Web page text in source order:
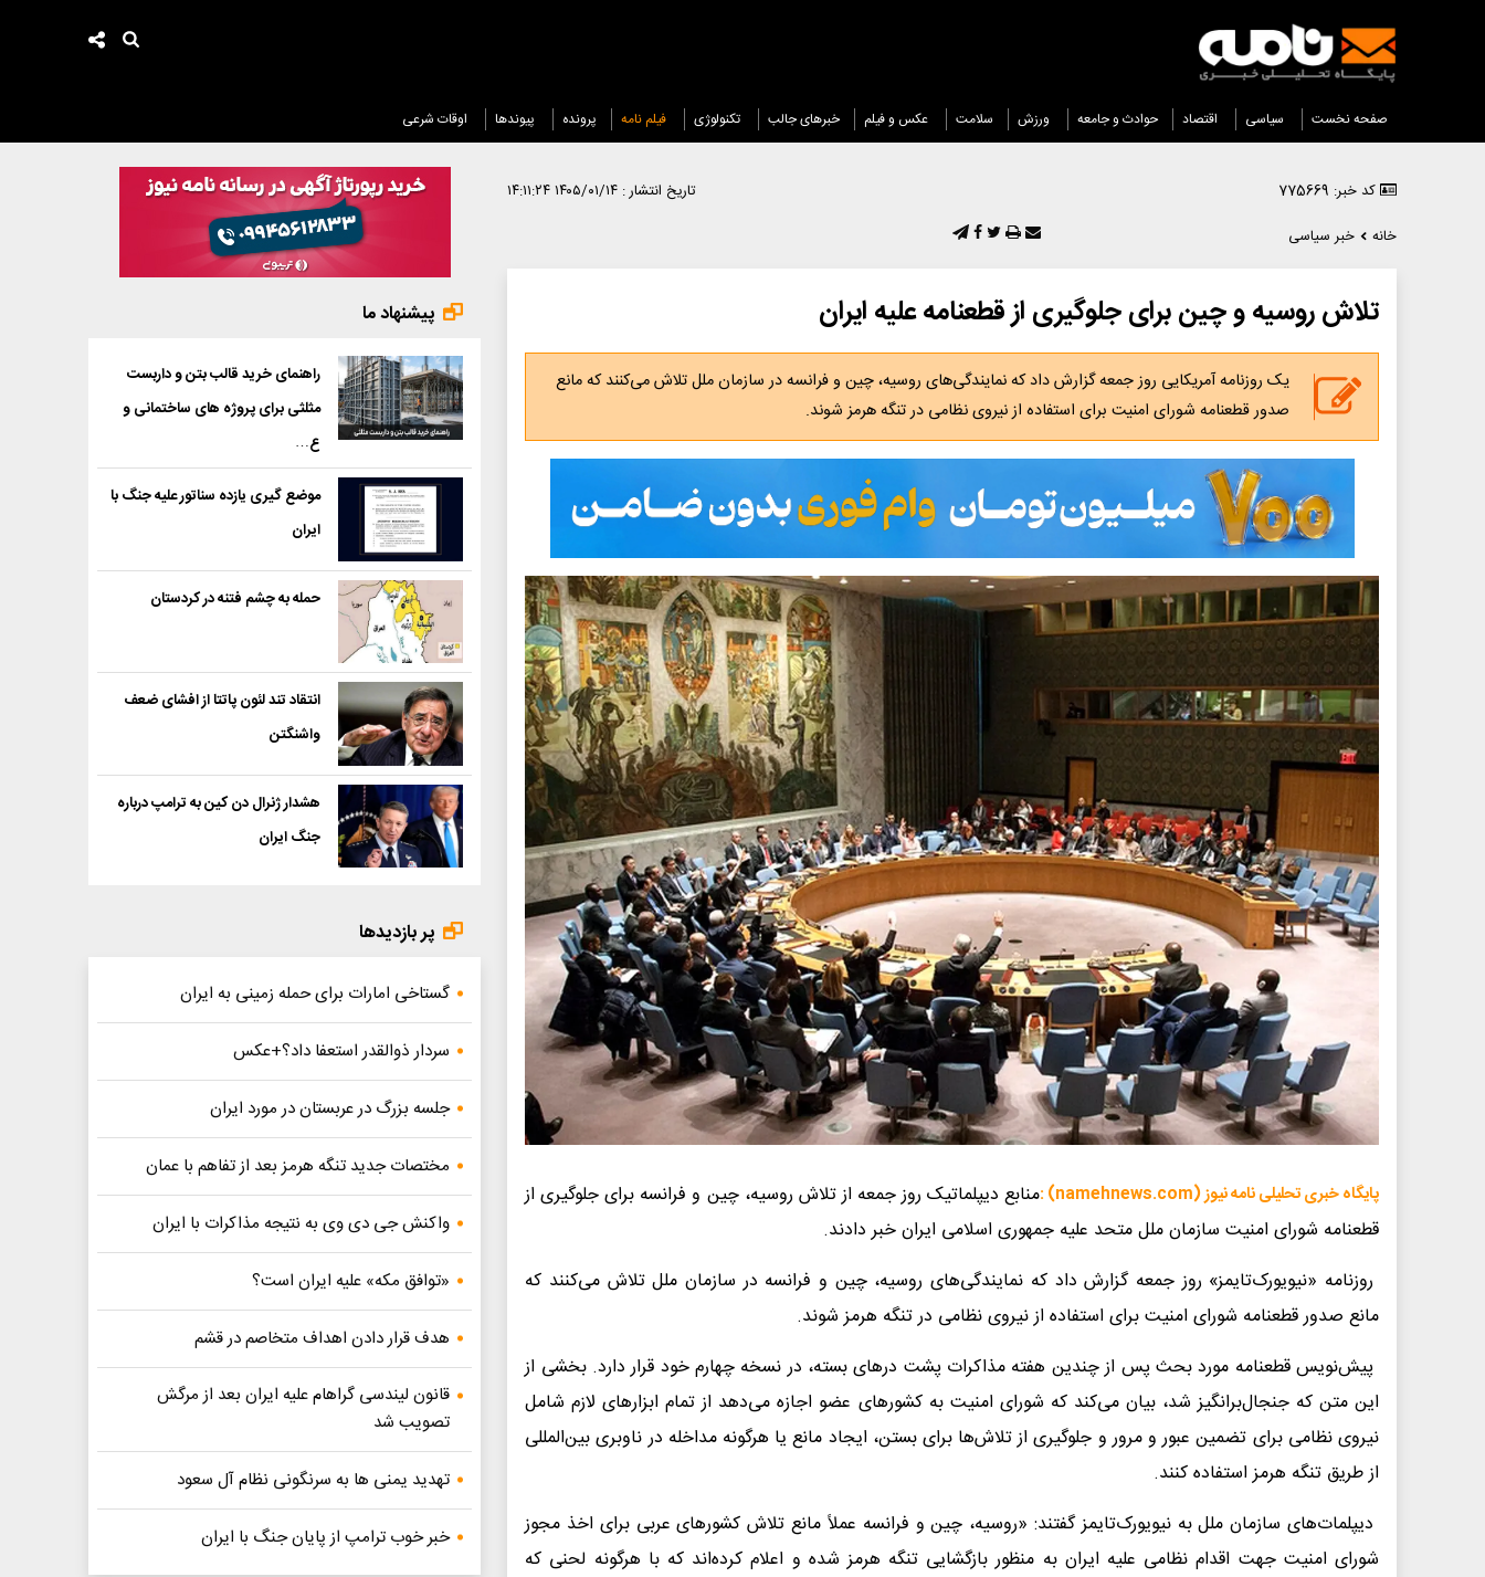
صفحه نخست سیاسی اقتصاد حوادث و جامعه ورزش سلامت عکس و فیلم خبرهای جالب تکنولوژی فیلم نامه پرونده پیوندها اوقات شرعی
کد خبر: 775669 تاریخ انتشار : ۱۴۰۵/۰۱/۱۴ ۱۴:۱۱:۲۴
خانه
خبر سیاسی
تلاش روسیه و چین برای جلوگیری از قطعنامه علیه ایران
یک روزنامه آمریکایی روز جمعه گزارش داد که نمایندگی‌های روسیه، چین و فرانسه در سازمان ملل تلاش می‌کنند که مانع
صدور قطعنامه شورای امنیت برای استفاده از نیروی نظامی در تنگه هرمز شوند.
پایگاه خبری تحلیلی نامه نیوز (namehnews.com) :
منابع دیپلماتیک روز جمعه از تلاش روسیه، چین و فرانسه برای جلوگیری از
قطعنامه شورای امنیت سازمان ملل متحد علیه جمهوری اسلامی ایران خبر دادند.
روزنامه «نیویورک‌تایمز» روز جمعه گزارش داد که نمایندگی‌های روسیه، چین و فرانسه در سازمان ملل تلاش می‌کنند که
مانع صدور قطعنامه شورای امنیت برای استفاده از نیروی نظامی در تنگه هرمز شوند.
پیش‌نویس قطعنامه مورد بحث پس از چندین هفته مذاکرات پشت درهای بسته، در نسخه چهارم خود قرار دارد. بخشی از
این متن که جنجال‌برانگیز شد، بیان می‌کند که شورای امنیت به کشورهای عضو اجازه می‌دهد از تمام ابزارهای لازم شامل
نیروی نظامی برای تضمین عبور و مرور و جلوگیری از تلاش‌ها برای بستن، ایجاد مانع یا هرگونه مداخله در ناوبری بین‌المللی
از طریق تنگه هرمز استفاده کنند.
دیپلمات‌های سازمان ملل به نیویورک‌تایمز گفتند: «روسیه، چین و فرانسه عملاً مانع تلاش کشورهای عربی برای اخذ مجوز
شورای امنیت جهت اقدام نظامی علیه ایران به منظور بازگشایی تنگه هرمز شده و اعلام کرده‌اند که با هرگونه لحنی که
پیشنهاد ما
راهنمای خرید قالب بتن و داربست
مثلثی برای پروژه های ساختمانی و
ع…
موضع گیری یازده سناتور علیه جنگ با
ایران
حمله به چشم فتنه در کردستان
انتقاد تند لئون پاتتا از افشای ضعف
واشنگتن
هشدار ژنرال دن کین به ترامپ درباره
جنگ ایران
پر بازدیدها
گستاخی امارات برای حمله زمینی به ایران
سردار ذوالقدر استعفا داد؟+عکس
جلسه بزرگ در عربستان در مورد ایران
مختصات جدید تنگه هرمز بعد از تفاهم با عمان
واکنش جی دی وی به نتیجه مذاکرات با ایران
«توافق مکه» علیه ایران است؟
هدف قرار دادن اهداف متخاصم در قشم
قانون لیندسی گراهام علیه ایران بعد از مرگش
تصویب شد
تهدید یمنی ها به سرنگونی نظام آل سعود
خبر خوب ترامپ از پایان جنگ با ایران